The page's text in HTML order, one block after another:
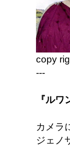
copy
---
『ル
カメラ
ジェノ